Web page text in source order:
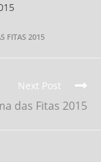
FITAS 2015
Next Post
das Fitas 2015